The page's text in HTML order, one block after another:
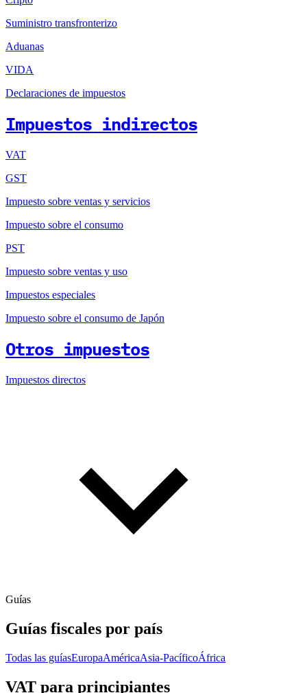
Suministro transfronterizo
Aduanas
VIDA
Declaraciones de impuestos
Impuestos indirectos
VAT
GST
Impuesto sobre ventas y servicios
Impuesto sobre el consumo
PST
Impuesto sobre ventas y uso
Impuestos especiales
Impuesto sobre el consumo de Japón
Otros impuestos
Impuestos directos
Guías
Guías fiscales por país
Todas las guíasEuropaAméricaAsia-PacíficoÁfrica
VAT para principiantes